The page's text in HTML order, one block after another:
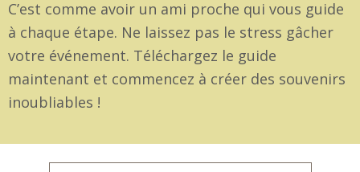
C’est comme avoir un ami proche qui vous guide
à chaque étape. Ne laissez pas le stress gâcher
votre événement. Téléchargez le guide
maintenant et commencez à créer des souvenirs
inoubliables !